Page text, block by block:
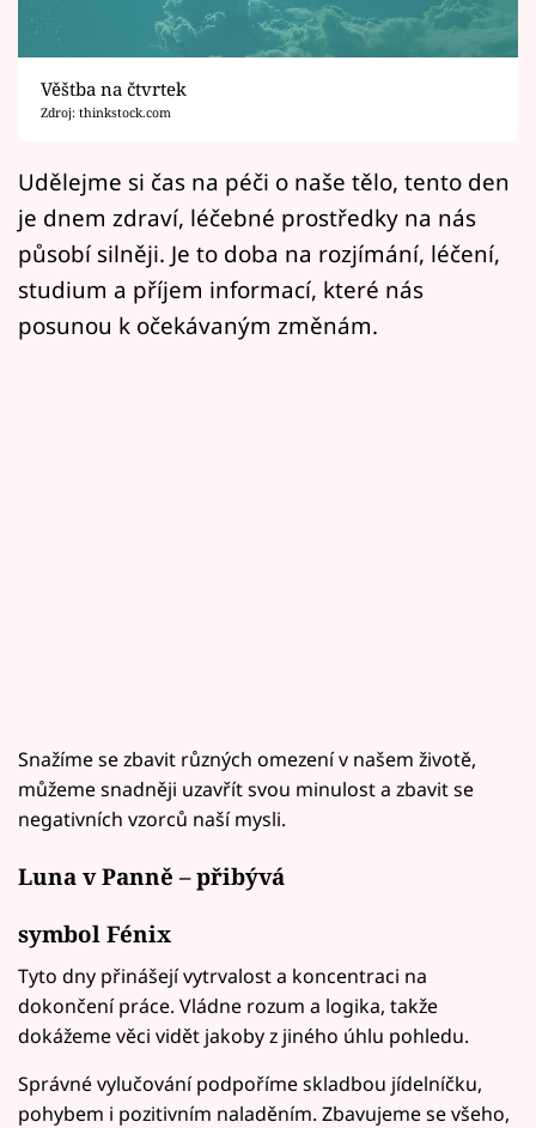
Sledujte prima+
Filmový festival Karlovy Vary
Mámy sobě
Přihlášení
Věštba na čtvrtek
Zdroj: thinkstock.com
Udělejme si čas na péči o naše tělo, tento den
je dnem zdraví, léčebné prostředky na nás
působí silněji. Je to doba na rozjímání, léčení,
studium a příjem informací, které nás
posunou k očekávaným změnám.
Snažíme se zbavit různých omezení v našem životě,
můžeme snadněji uzavřít svou minulost a zbavit se
negativních vzorců naší mysli.
Luna v Panně – přibývá
symbol Fénix
Tyto dny přinášejí vytrvalost a koncentraci na
dokončení práce. Vládne rozum a logika, takže
dokážeme věci vidět jakoby z jiného úhlu pohledu.
Správné vylučování podpoříme skladbou jídelníčku,
pohybem i pozitivním naladěním. Zbavujeme se všeho,